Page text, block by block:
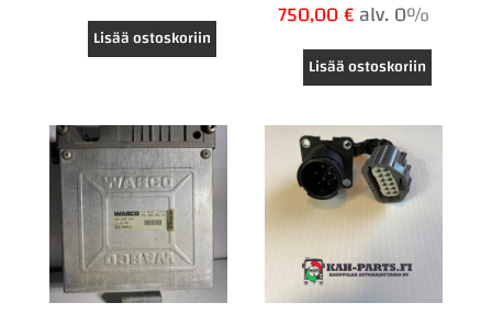
Lisää ostoskoriin
750,00€alv. 0%
Lisää ostoskoriin